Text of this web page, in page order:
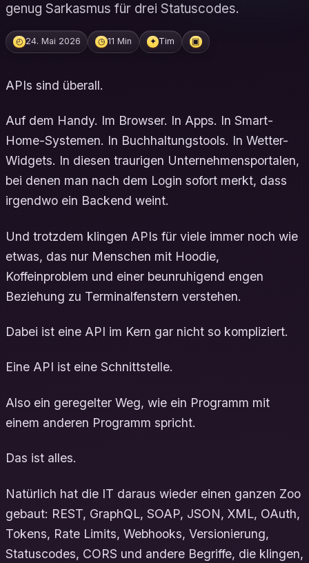
genug Sarkasmus für drei Statuscodes.
◴ 24. Mai 2026 ◷ 11 Min ✦ Tim ▣
APIs sind überall.
Auf dem Handy. Im Browser. In Apps. In Smart-
Home-Systemen. In Buchhaltungstools. In Wetter-
Widgets. In diesen traurigen Unternehmensportalen,
bei denen man nach dem Login sofort merkt, dass
irgendwo ein Backend weint.
Und trotzdem klingen APIs für viele immer noch wie
etwas, das nur Menschen mit Hoodie,
Koffeinproblem und einer beunruhigend engen
Beziehung zu Terminalfenstern verstehen.
Dabei ist eine API im Kern gar nicht so kompliziert.
Eine API ist eine Schnittstelle.
Also ein geregelter Weg, wie ein Programm mit
einem anderen Programm spricht.
Das ist alles.
Natürlich hat die IT daraus wieder einen ganzen Zoo
gebaut: REST, GraphQL, SOAP, JSON, XML, OAuth,
Tokens, Rate Limits, Webhooks, Versionierung,
Statuscodes, CORS und andere Begriffe, die klingen,